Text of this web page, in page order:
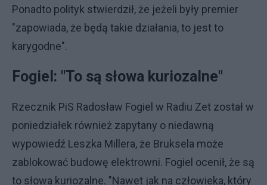
Ponadto polityk stwierdził, że jeżeli były premier
"zapowiada, że będą takie działania, to jest to
karygodne".
Fogiel: "To są słowa kuriozalne"
Rzecznik PiS Radosław Fogiel w Radiu Zet został w
poniedziałek również zapytany o niedawną
wypowiedź Leszka Millera, że Bruksela może
zablokować budowę elektrowni. Fogiel ocenił, że są
to słowa kuriozalne. "Nawet jak na człowieka, który